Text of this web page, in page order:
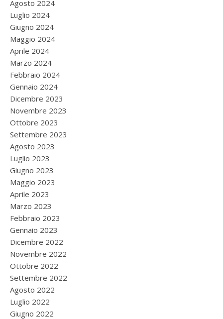
Agosto 2024
Luglio 2024
Giugno 2024
Maggio 2024
Aprile 2024
Marzo 2024
Febbraio 2024
Gennaio 2024
Dicembre 2023
Novembre 2023
Ottobre 2023
Settembre 2023
Agosto 2023
Luglio 2023
Giugno 2023
Maggio 2023
Aprile 2023
Marzo 2023
Febbraio 2023
Gennaio 2023
Dicembre 2022
Novembre 2022
Ottobre 2022
Settembre 2022
Agosto 2022
Luglio 2022
Giugno 2022